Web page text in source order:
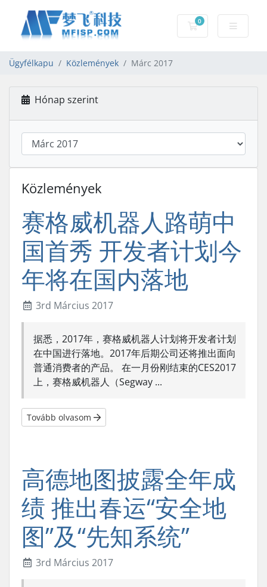
0
Bevásárlókosár
Ügyfélkapu Közlemények Márc 2017
Hónap szerint
Közlemények
赛格威机器人路萌中
国首秀 开发者计划今
年将在国内落地
3rd Március 2017
据悉，2017年，赛格威机器人计划将开发者计划
在中国进行落地。2017年后期公司还将推出面向
普通消费者的产品。 在一月份刚结束的CES2017
上，赛格威机器人（Segway ...
Tovább olvasom
高德地图披露全年成
绩 推出春运“安全地
图”及“先知系统”
3rd Március 2017